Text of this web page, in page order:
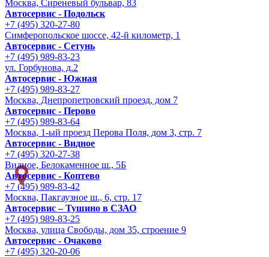
Москва, Сиреневый бульвар, 83
Автосервис - Подольск
+7 (495) 320-27-80
Симферопольское шоссе, 42-й километр, 1
Автосервис - Сетунь
+7 (495) 989-83-23
ул. Горбунова, д.2
Автосервис - Южная
+7 (495) 989-83-27
Москва, Днепропетровский проезд, дом 7
Автосервис - Перово
+7 (495) 989-83-64
Москва, 1-ый проезд Перова Поля, дом 3, стр. 7
Автосервис - Видное
+7 (495) 320-27-38
Видное, Белокаменное ш., 5Б
Автосервис - Коптево
+7 (495) 989-83-42
Москва, Пакгаузное ш., 6, стр. 17
Автосервис – Тушино в СЗАО
+7 (495) 989-83-25
Москва, улица Свободы, дом 35, строение 9
Автосервис - Очаково
+7 (495) 320-20-06